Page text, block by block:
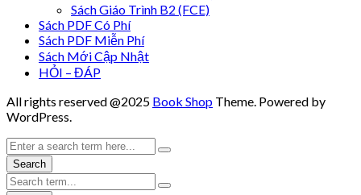
Sách Giáo Trình B2 (FCE)
Sách PDF Có Phí
Sách PDF Miễn Phí
Sách Mới Cập Nhật
HỎI – ĐÁP
All rights reserved @2025 Book Shop Theme. Powered by
WordPress.
Search